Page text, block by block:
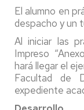
El alumno en
despacho y un
Al iniciar las
Impreso
hará llegar el
Facultad de
expediente